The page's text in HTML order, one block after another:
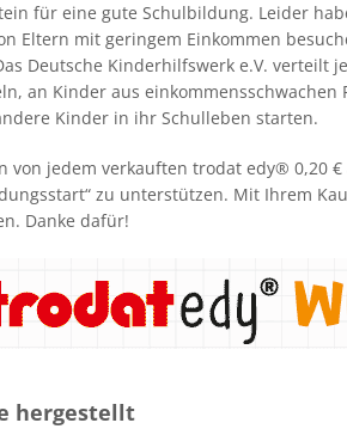
für eine gute Schulbildung. Leider
Eltern mit geringem Einkommen
Deutsche Kinderhilfswerk e.V. verteilt
an Kinder aus einkommensschwachen
Kinder in ihr Schulleben starten.
von jedem verkauften trodat edy® 0,20
zu unterstützen. Mit Ihrem
Danke dafür!
hergestellt